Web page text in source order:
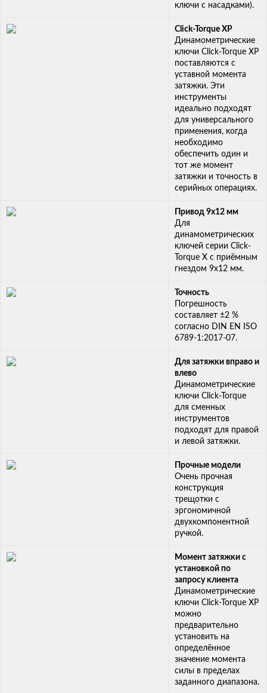
ключи с насадками).
Click-Torque XP
Динамометрические
ключи Click-Torque XP
поставляются с
уставной момента
затяжки. Эти
инструменты
идеально подходят
для универсального
применения, когда
необходимо
обеспечить один и
тот же момент
затяжки и точность в
серийных операциях.
Привод 9x12 мм
Для
динамометрических
ключей серии Click-
Torque X с приёмным
гнездом 9x12 мм.
Точность
Погрешность
составляет ±2 %
согласно DIN EN ISO
6789-1:2017-07.
Для затяжки вправо и
влево
Динамометрические
ключи Click-Torque
для сменных
инструментов
подходят для правой
и левой затяжки.
Прочные модели
Очень прочная
конструкция
трещотки с
эргономичной
двухкомпонентной
ручкой.
Момент затяжки с
установкой по
запросу клиента
Динамометрические
ключи Click-Torque XP
можно
предварительно
установить на
определённое
значение момента
силы в пределах
заданного диапазона.